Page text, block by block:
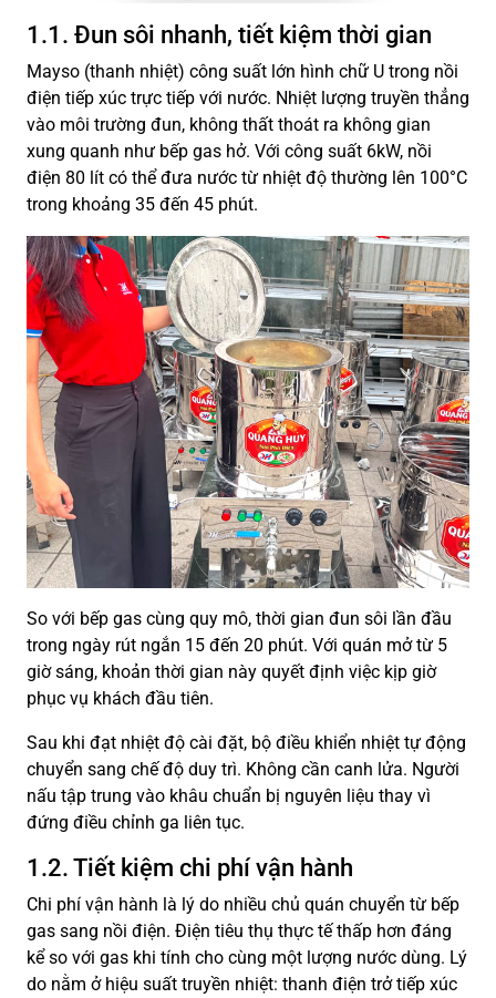
1.1. Đun sôi nhanh, tiết kiệm thời gian
Mayso (thanh nhiệt) công suất lớn hình chữ U trong nồi
điện tiếp xúc trực tiếp với nước. Nhiệt lượng truyền thẳng
vào môi trường đun, không thất thoát ra không gian
xung quanh như bếp gas hở. Với công suất 6kW, nồi
điện 80 lít có thể đưa nước từ nhiệt độ thường lên 100°C
trong khoảng 35 đến 45 phút.
So với bếp gas cùng quy mô, thời gian đun sôi lần đầu
trong ngày rút ngắn 15 đến 20 phút. Với quán mở từ 5
giờ sáng, khoản thời gian này quyết định việc kịp giờ
phục vụ khách đầu tiên.
Sau khi đạt nhiệt độ cài đặt, bộ điều khiển nhiệt tự động
chuyển sang chế độ duy trì. Không cần canh lửa. Người
nấu tập trung vào khâu chuẩn bị nguyên liệu thay vì
đứng điều chỉnh ga liên tục.
1.2. Tiết kiệm chi phí vận hành
Chi phí vận hành là lý do nhiều chủ quán chuyển từ bếp
gas sang nồi điện. Điện tiêu thụ thực tế thấp hơn đáng
kể so với gas khi tính cho cùng một lượng nước dùng. Lý
do nằm ở hiệu suất truyền nhiệt: thanh điện trở tiếp xúc